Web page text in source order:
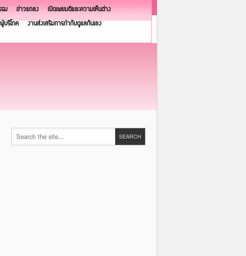
ม ข่าวแถลง
เปิดเผยมติและความเห็นต่าง
บริโภค
งานส่งเสริมการกำกับดูแลกันเอง